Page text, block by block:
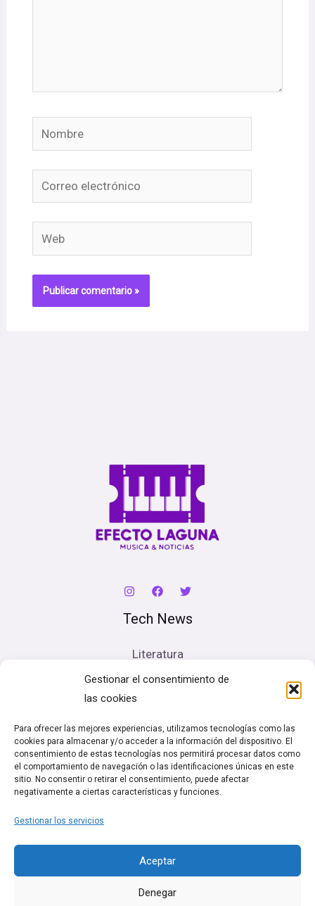
Gestionar el consentimiento de
las cookies
Para ofrecer las mejores experiencias, utilizamos tecnologías como las
cookies para almacenar y/o acceder a la información del dispositivo. El
consentimiento de estas tecnologías nos permitirá procesar datos como
el comportamiento de navegación o las identificaciones únicas en este
sitio. No consentir o retirar el consentimiento, puede afectar
negativamente a ciertas características y funciones.
Gestionar los servicios
Aceptar
Denegar
Nombre
Correo
electrónico
Web
Tech News
Literatura
Cine
Legal
Política de cookies (UE)
Política de Privacidad